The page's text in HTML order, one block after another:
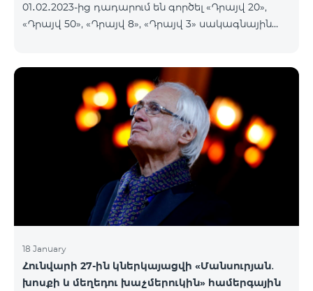
01․02․2023-ից դադարում են գործել «Դրայվ 20»,
«Դրայվ 50», «Դրայվ 8», «Դրայվ 3» սակագնային
փաթեթներից՝ համաձայն ստորև աղյուսակի․ Հին
սակագնային փաթեթ Նոր սակագնային փաթեթ
Դրայվ 8 Drive Midi 80 G
18 January
Հունվարի 27-ին կներկայացվի «Մանսուրյան․
խոսքի և մեղեդու խաչմերուկին» համերգային